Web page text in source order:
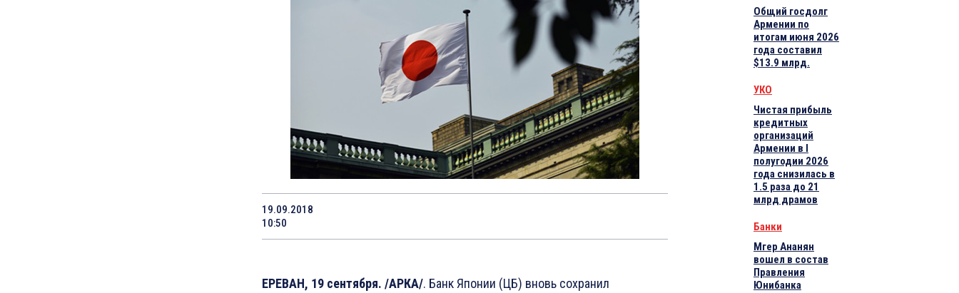
19.09.2018
10:50
ЕРЕВАН, 19 сентября. /АРКА/. Банк Японии (ЦБ) вновь сохранил
Общий госдолг
Армении по
итогам июня 2026
года составил
$13.9 млрд.
УКО
Чистая прибыль
кредитных
организаций
Армении в I
полугодии 2026
года снизилась в
1.5 раза до 21
млрд драмов
Банки
Мгер Ананян
вошел в состав
Правления
Юнибанка